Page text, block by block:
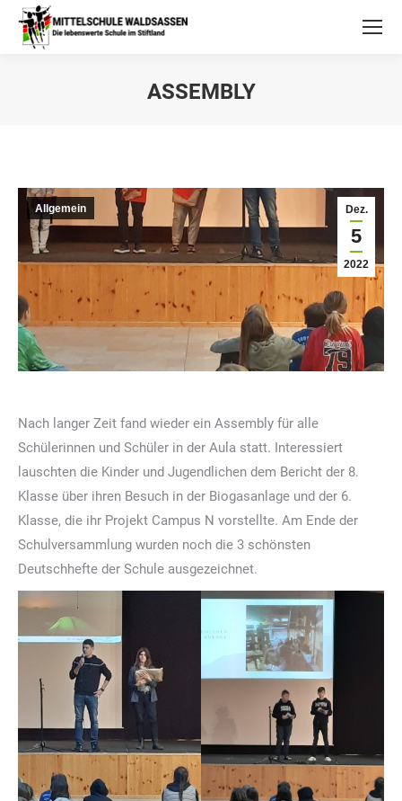
ASSEMBLY
Dez.
5
2022
Allgemein
Nach langer Zeit fand wieder ein Assembly für alle
Schülerinnen und Schüler in der Aula statt. Interessiert
lauschten die Kinder und Jugendlichen dem Bericht der 8.
Klasse über ihren Besuch in der Biogasanlage und der 6.
Klasse, die ihr Projekt Campus N vorstellte. Am Ende der
Schulversammlung wurden noch die 3 schönsten
Deutschhefte der Schule ausgezeichnet.